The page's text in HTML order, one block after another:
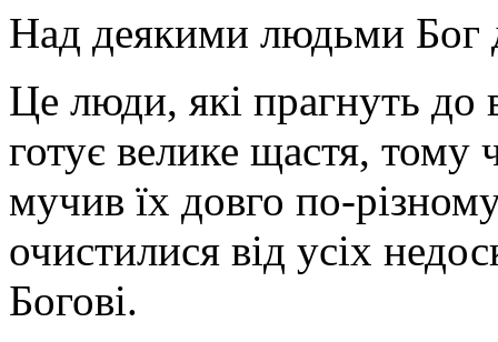
Над деякими людьми Бог
Це люди, які прагнуть до
готує велике щастя, тому
мучив їх довго по-
очистилися від усіх
Богові.